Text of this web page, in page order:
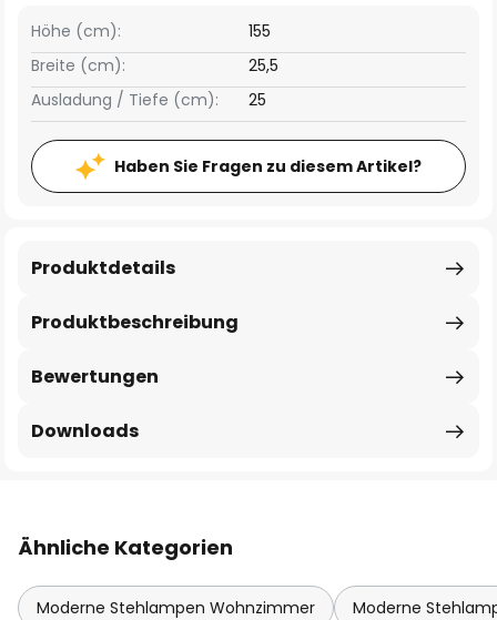
Breite (cm): 25,5
Höhe (cm): 155
Ausladung / Tiefe (cm): 25
Haben Sie Fragen zu diesem Artikel?
Produktbeschreibung
Produktdetails
Bewertungen
Downloads
Ähnliche Kategorien
Moderne Stehlampen Wohnzimmer Moderne